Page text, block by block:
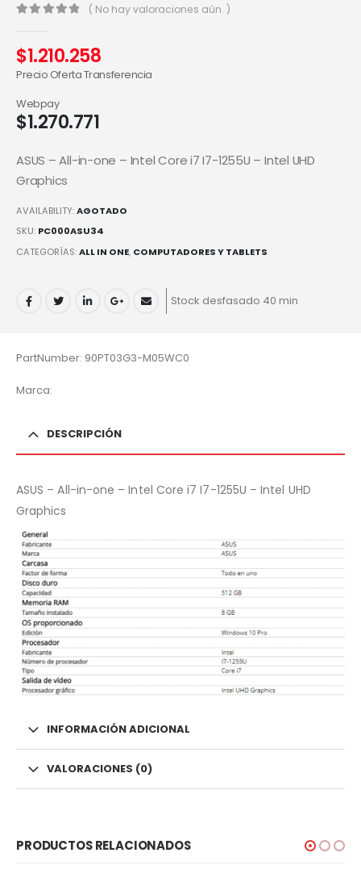
( No hay valoraciones aún. )
$1.210.258
Precio Oferta Transferencia
$1.270.771
Webpay
ASUS – All-in-one – Intel Core i7 I7-1255U – Intel UHD
Graphics
AVAILABILITY:AGOTADO
SKU: PC000ASU34
CATEGORÍAS:ALL IN ONE, COMPUTADORES Y TABLETS
Stock desfasado 40 min
PartNumber: 90PT03G3-M05WC0
Marca:
DESCRIPCIÓN
ASUS – All-in-one – Intel Core i7 I7-1255U – Intel UHD
Graphics
INFORMACIÓN ADICIONAL
VALORACIONES (0)
PRODUCTOS RELACIONADOS